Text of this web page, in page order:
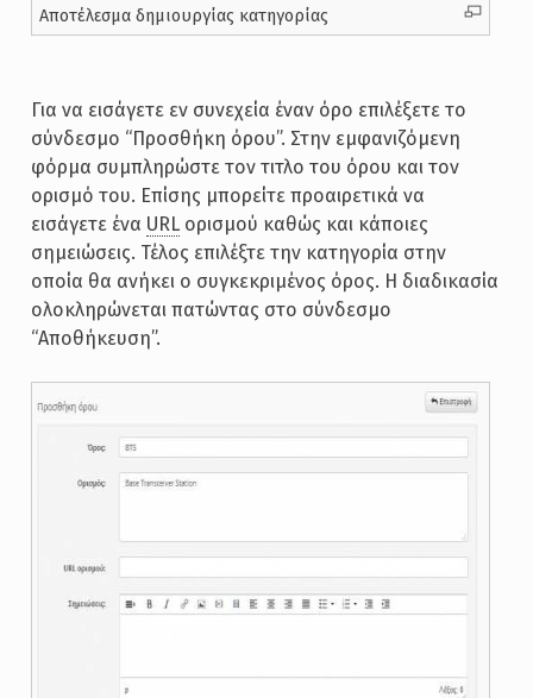
Αποτέλεσμα δημιουργίας κατηγορίας
Για να εισάγετε εν συνεχεία έναν όρο επιλέξετε το
σύνδεσμο “Προσθήκη όρου”. Στην εμφανιζόμενη
φόρμα συμπληρώστε τον τιτλο του όρου και τον
ορισμό του. Επίσης μπορείτε προαιρετικά να
εισάγετε ένα URLορισμού καθώς και κάποιες
σημειώσεις. Τέλος επιλέξτε την κατηγορία στην
οποία θα ανήκει ο συγκεκριμένος όρος. Η διαδικασία
ολοκληρώνεται πατώντας στο σύνδεσμο
“Αποθήκευση”.